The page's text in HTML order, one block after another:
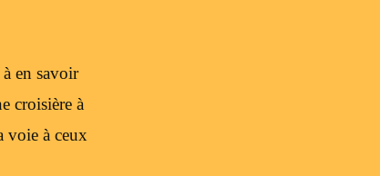
en savoir
croisière à
voie à ceux